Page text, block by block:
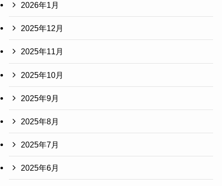
2026年1月
2025年12月
2025年11月
2025年10月
2025年9月
2025年8月
2025年7月
2025年6月